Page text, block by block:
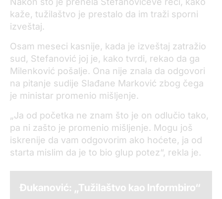
kaže, tužilaštvo je prestalo da im traži sporni
izveštaj.
Osam meseci kasnije, kada je izveštaj zatražio
sud, Stefanović joj je, kako tvrdi, rekao da ga
Milenković pošalje. Ona nije znala da odgovori
na pitanje sudije Slađane Marković zbog čega
je ministar promenio mišljenje.
„Ja od početka ne znam što je on odlučio tako,
pa ni zašto je promenio mišljenje. Mogu još
iskrenije da vam odgovorim ako hoćete, ja od
starta mislim da je to bio glup potez“, rekla je.
Đukanović: „Tužilaštvo kao Informbiro“